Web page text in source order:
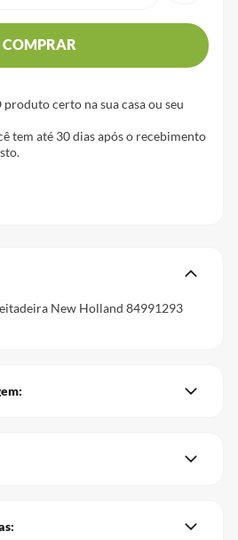
COMPRAR
produto certo na sua casa ou seu
tem até 30 dias após o recebimento
New Holland 84991293